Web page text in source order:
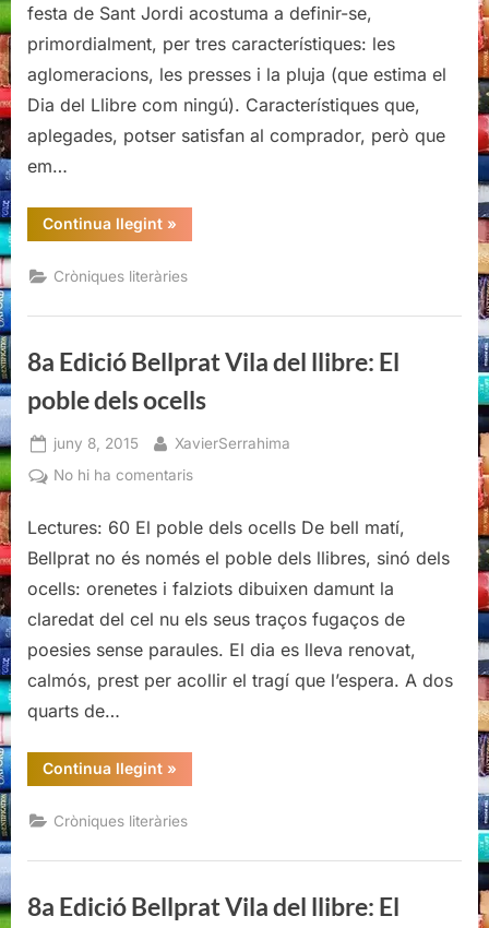
festa de Sant Jordi acostuma a definir-se,
primordialment, per tres característiques: les
aglomeracions, les presses i la pluja (que estima el
Dia del Llibre com ningú). Característiques que,
aplegades, potser satisfan al comprador, però que
em…
Continua llegint“Sant
Jordi
ritme
de
6è
de
la
Llibreria
El
»
Cròniques literàries
8a Edició Bellprat Vila del llibre: El
poble dels ocells
Posted
on
juny 8, 2015 By
XavierSerrahima
No hi ha comentarisa
Edició
Bellprat
del
llibre:
El
poble
Lectures: 60 El poble dels ocells De bell matí,
Bellprat no és només el poble dels llibres, sinó dels
ocells: orenetes i falziots dibuixen damunt la
claredat del cel nu els seus traços fugaços de
poesies sense paraules. El dia es lleva renovat,
calmós, prest per acollir el tragí que l’espera. A dos
quarts de…
Continua llegint“8a
Edició
Vila
del
El
ocells”
»
Cròniques literàries
8a Edició Bellprat Vila del llibre: El